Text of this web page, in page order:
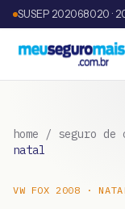
SUSEP 202068020 ·
home / seguro de
natal
VW FOX 2008 ·